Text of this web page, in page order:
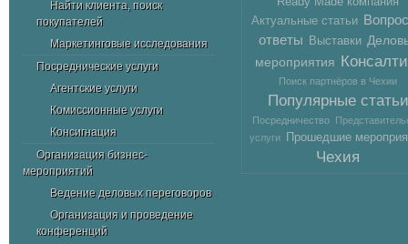
Найти клиента, поиск
покупателей
Маркетинговые исследования
Посреднические услуги
Агентские услуги
Комиссионные услуги
Консигнация
Организация бизнес-
мероприятий
Ведение деловых переговоров
Организация и проведение
конференций
Актуальные статьи
ответы Выставки
мероприятия
Поиск партнёров в Чехии
Популярные статьи
Посредничество
услуги
Прошедшие
Чехия